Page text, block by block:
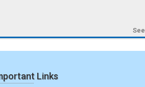
Links